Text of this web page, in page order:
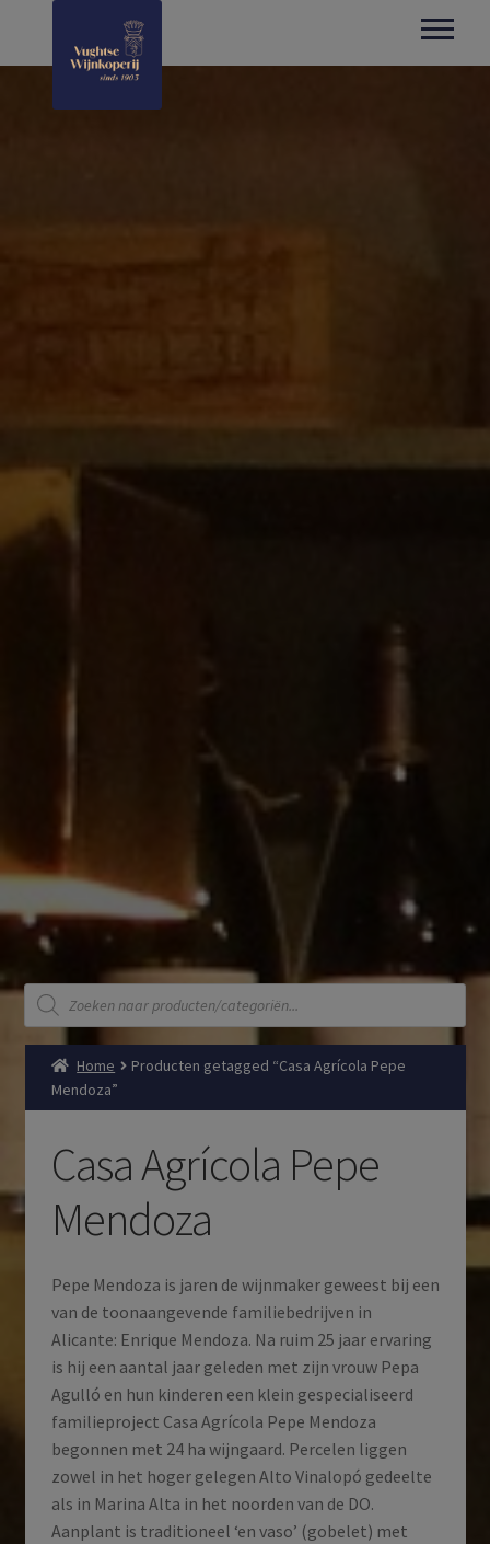
Producten
zoeken
Home
Producten getagged “Casa Agrícola Pepe
Mendoza”
Casa Agrícola Pepe
Mendoza
Pepe Mendoza is jaren de wijnmaker geweest bij een
van de toonaangevende familiebedrijven in
Alicante: Enrique Mendoza. Na ruim 25 jaar ervaring
is hij een aantal jaar geleden met zijn vrouw Pepa
Agulló en hun kinderen een klein gespecialiseerd
familieproject Casa Agrícola Pepe Mendoza
begonnen met 24 ha wijngaard. Percelen liggen
zowel in het hoger gelegen Alto Vinalopó gedeelte
als in Marina Alta in het noorden van de DO.
Aanplant is traditioneel ‘en vaso’ (gobelet) met